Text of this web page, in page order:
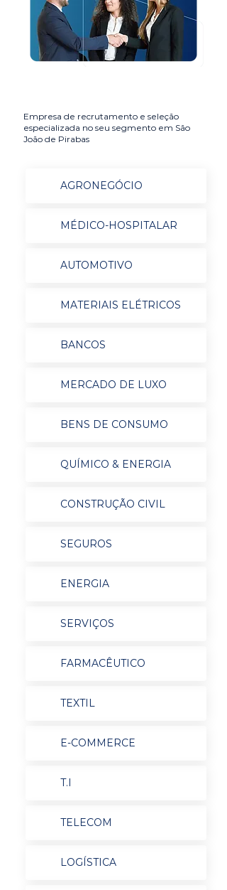
Empresa de recrutamento e seleção
especializada no seu segmento em São
João de Pirabas
AGRONEGÓCIO
MÉDICO-HOSPITALAR
AUTOMOTIVO
MATERIAIS ELÉTRICOS
BANCOS
MERCADO DE LUXO
BENS DE CONSUMO
QUÍMICO & ENERGIA
CONSTRUÇÃO CIVIL
SEGUROS
ENERGIA
SERVIÇOS
FARMACÊUTICO
TEXTIL
E-COMMERCE
T.I
TELECOM
LOGÍSTICA